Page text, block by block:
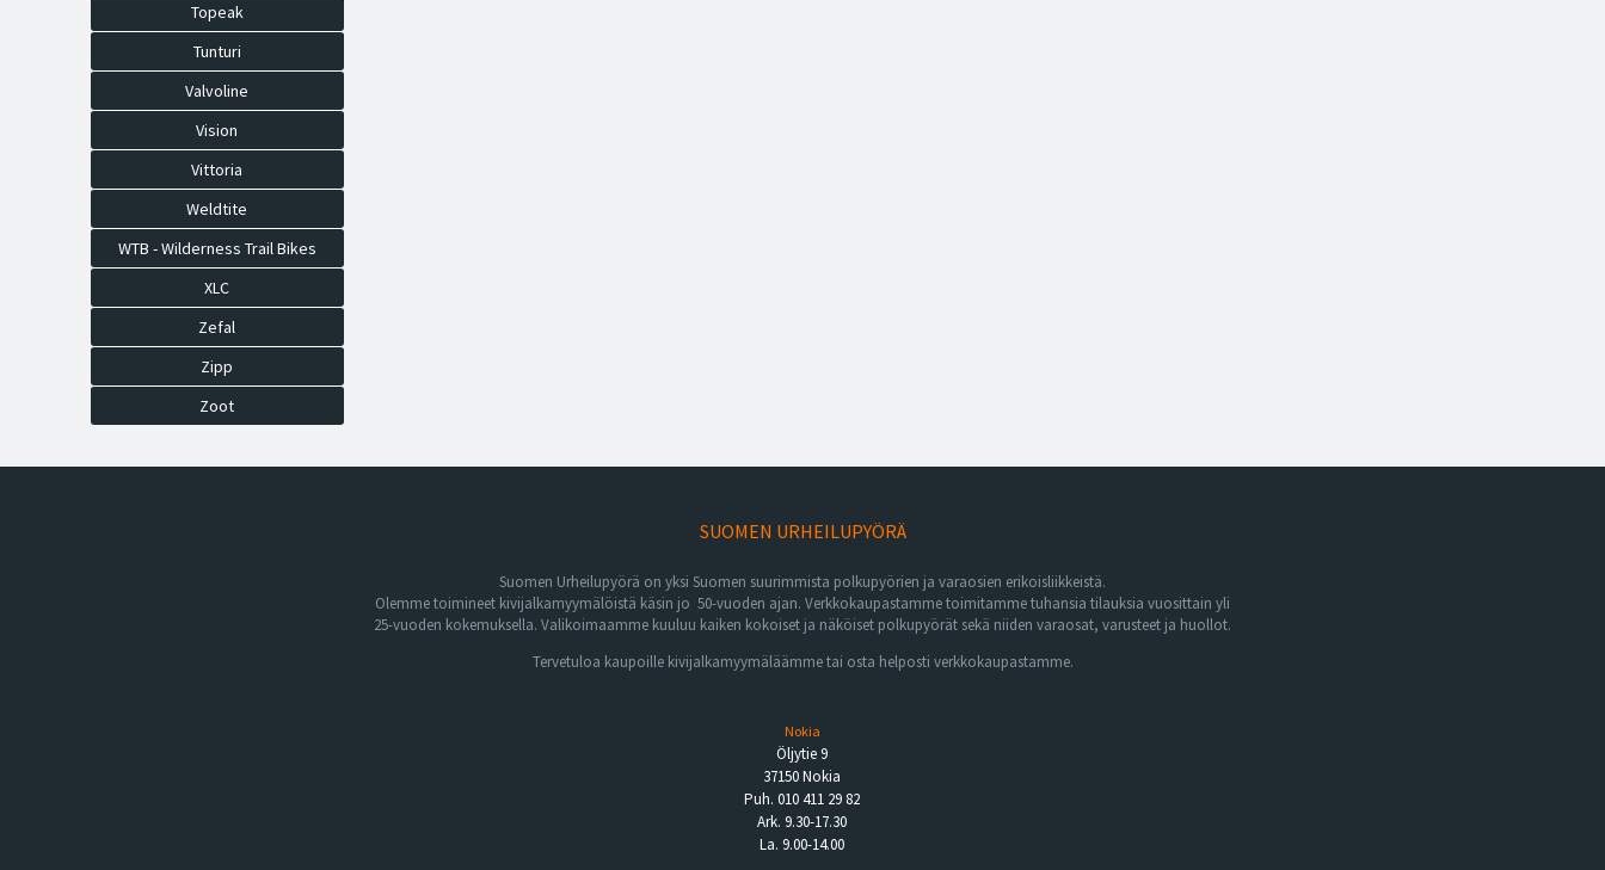
Topeak
Tunturi
Valvoline
Vision
Vittoria
Weldtite
WTB - Wilderness Trail Bikes
XLC
Zefal
Zipp
Zoot
SUOMEN URHEILUPYÖRÄ
Suomen Urheilupyörä on yksi Suomen suurimmista polkupyörien ja varaosien erikoisliikkeistä.
Olemme toimineet kivijalkamyymälöistä käsin jo 50-vuoden ajan. Verkkokaupastamme toimitamme tuhansia tilauksia vuosittain yli
25-vuoden kokemuksella. Valikoimaamme kuuluu kaiken kokoiset ja näköiset polkupyörät sekä niiden varaosat, varusteet ja huollot.
Tervetuloa kaupoille kivijalkamyymäläämme tai osta helposti verkkokaupastamme.
Nokia
Öljytie 9
37150 Nokia
Puh. 010 411 29 82
Ark. 9.30-17.30
La. 9.00-14.00